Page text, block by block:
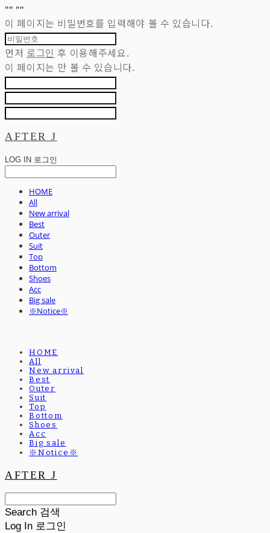
"" ""
이 페이지는 비밀번호를 입력해야 볼 수 있습니다.
먼저 로그인 후 이용해주세요.
이 페이지는 만 볼 수 있습니다.
AFTER J
LOG IN 로그인
HOME
All
New arrival
Best
Outer
Suit
Top
Bottom
Shoes
Acc
Big sale
※Notice※
HOME
All
New arrival
Best
Outer
Suit
Top
Bottom
Shoes
Acc
Big sale
※Notice※
AFTER J
Search 검색
Log In 로그인